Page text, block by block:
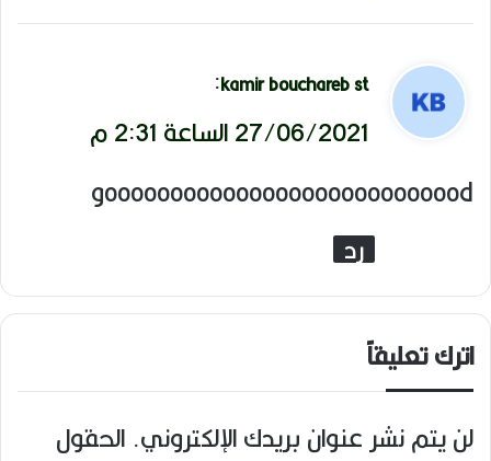
ي
ق
و
ل
kamir bouchareb st
:
27/06/2021 الساعة 2:31 م
goooooooooooooooooooooooooood
رد
اترك تعليقاً
لن يتم نشر عنوان بريدك الإلكتروني. الحقول